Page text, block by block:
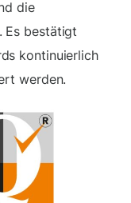
die
Es bestätigt
kontinuierlich
werden.